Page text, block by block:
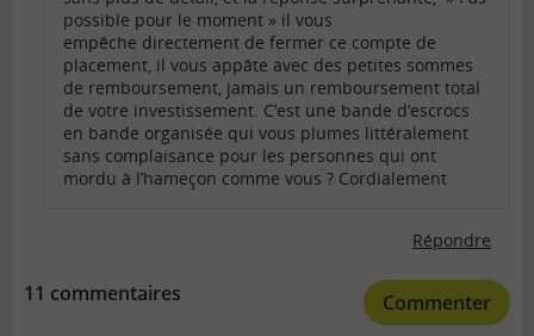
possible pour le moment » il vous
empêche directement de fermer ce compte de
placement, il vous appâte avec des petites sommes
de remboursement, jamais un remboursement total
de votre investissement. C’est une bande d’escrocs
en bande organisée qui vous plumes littéralement
sans complaisance pour les personnes qui ont
mordu à l’hameçon comme vous ? Cordialement
Répondre
11 commentaires Commenter